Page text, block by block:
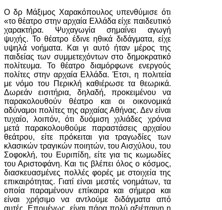
Ο δρ Μάξιμος Χαρακόπουλος υπενθύμισε ότι
«το θέατρο στην αρχαία Ελλάδα είχε παιδευτικό
χαρακτήρα. Ψυχαγωγία σημαίνει αγωγή
ψυχής. Το θέατρο έδινε ηθικά διδάγματα, είχε
υψηλά νοήματα. Και γι αυτό ήταν μέρος της
παιδείας των συμμετεχόντων στο δημοκρατικό
πολίτευμα. Το θέατρο διαμόρφωνε ενεργούς
πολίτες στην αρχαία Ελλάδα. Έτσι, η πολιτεία
με νόμο του Περικλή καθιέρωσε τα θεωρικά.
Δωρεάν εισιτήρια, δηλαδή, προκειμένου να
παρακολουθούν θέατρο και οι οικονομικά
αδύναμοι πολίτες της αρχαίας Αθήνας. Δεν είναι
τυχαίο, λοιπόν, ότι δυόμιση χιλιάδες χρόνια
μετά παρακολουθούμε παραστάσεις αρχαίου
θεάτρου, είτε πρόκειται για τραγωδίες των
κλασικών τραγικών ποιητών, του Αισχύλου, του
Σοφοκλή, του Ευριπίδη, είτε για τις κωμωδίες
του Αριστοφάνη. Και τις βλέπει όλος ο κόσμος,
διασκευασμένες πολλές φορές με στοιχεία της
επικαιρότητας. Γιατί είναι μεστές νοημάτων, τα
οποία παραμένουν επίκαιρα και σήμερα και
είναι χρήσιμο να αντλούμε διδάγματα από
αυτές. Επομένως, είναι πάρα πολύ αξιέπαινη η